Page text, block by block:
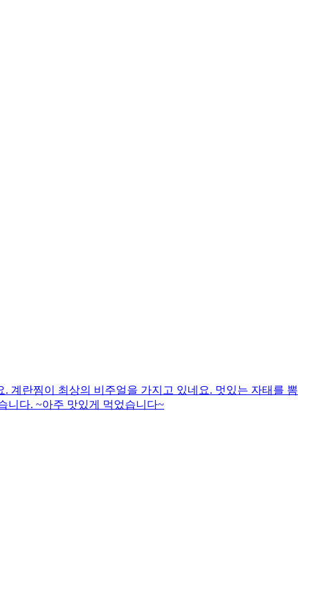
계란찜이 최상의 비주얼을 가지고 있네요. 멋있는 자태를 뽐
니다. ~아주 맛있게 먹었습니다~